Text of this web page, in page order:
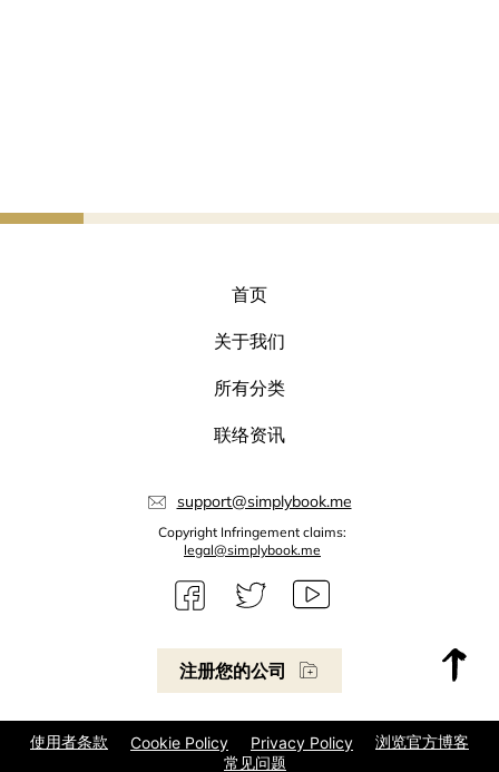
注册您的公司
首页
关于我们
所有分类
联络资讯
support@simplybook.me
Copyright Infringement claims:
legal@simplybook.me
使用者条款 Cookie Policy Privacy Policy
浏览官方博客
常见问题